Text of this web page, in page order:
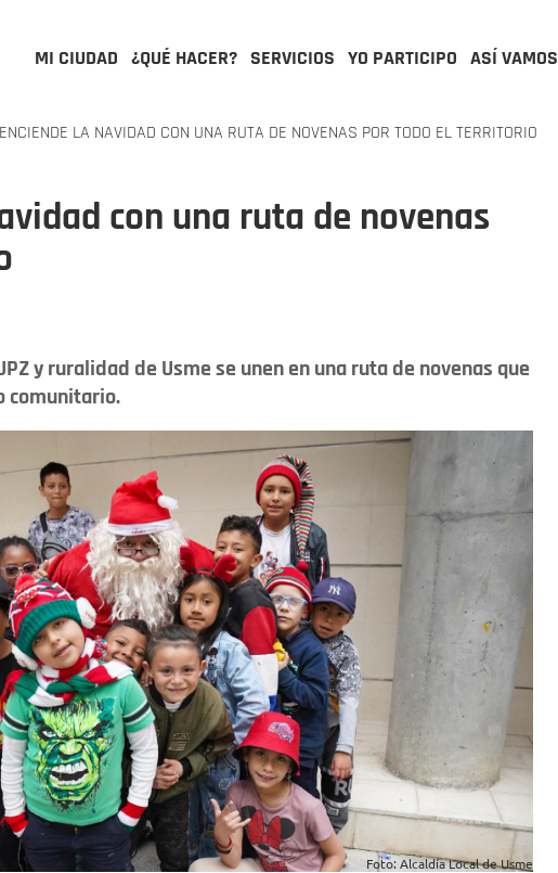
MI CIUDAD ¿QUÉ HACER? SERVICIOS YO PARTICIPO ASÍ VAMOS
LA NAVIDAD CON UNA RUTA DE NOVENAS POR TODO EL TERRITORIO
con una ruta de novenas
y ruralidad de Usme se unen en una ruta de novenas que
comunitario.
Foto: Alcaldía Local de Usme